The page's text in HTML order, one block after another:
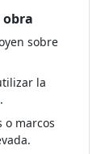
obra
sobre
la
o marcos